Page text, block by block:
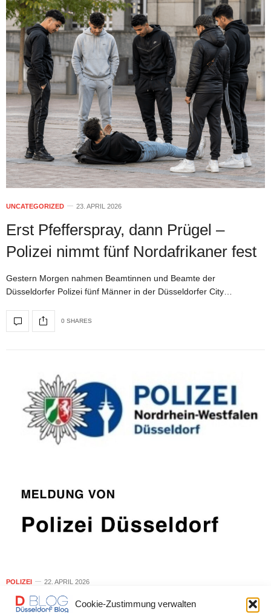
Cookie-Zustimmung verwalten
UNCATEGORIZED 23. APRIL 2026
Erst Pfefferspray, dann Prügel –
Polizei nimmt fünf Nordafrikaner fest
Gestern Morgen nahmen Beamtinnen und Beamte der
Düsseldorfer Polizei fünf Männer in der Düsseldorfer City…
0 SHARES
POLIZEI 22. APRIL 2026
Versuchtes Tötungsdelikt –